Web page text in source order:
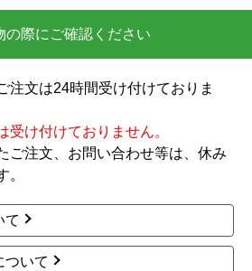
の際にご確認ください
注文は24時間受け付けておりま
け付けておりません。
ご注文、お問い合わせ等は、休み
。
て
ついて